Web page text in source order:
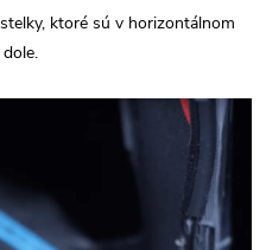
ktoré sú v horizontálnom